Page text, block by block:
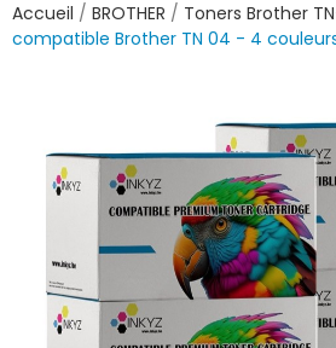
Accueil BROTHER Toners Brother
compatible Brother TN 04 - 4